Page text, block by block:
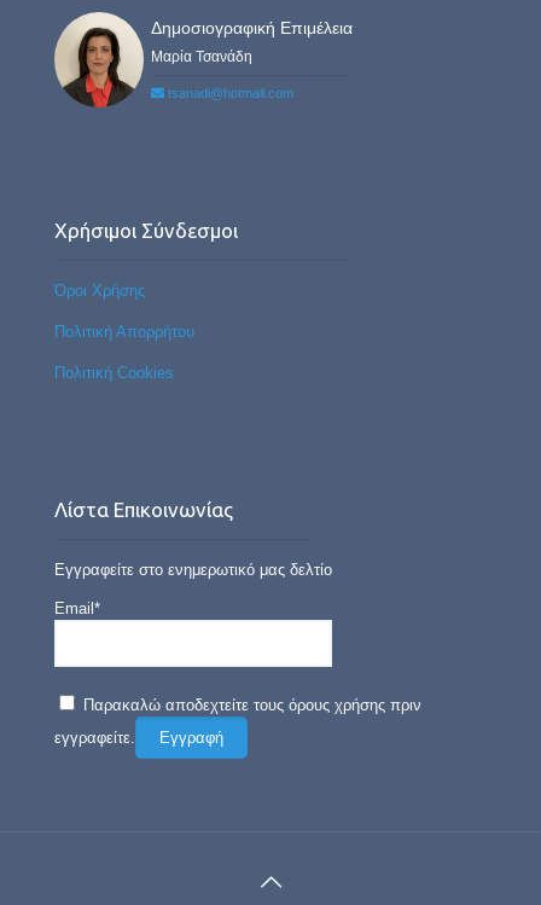
Δημοσιογραφική Επιμέλεια
Μαρία Τσανάδη
tsanadi@hotmail.com
Χρήσιμοι Σύνδεσμοι
Όροι Χρήσης
Πολιτική Απορρήτου
Πολιτική Cookies
Λίστα Επικοινωνίας
Εγγραφείτε στο ενημερωτικό μας δελτίο
Email*
Παρακαλώ αποδεχτείτε τους όρους χρήσης πριν
εγγραφείτε.